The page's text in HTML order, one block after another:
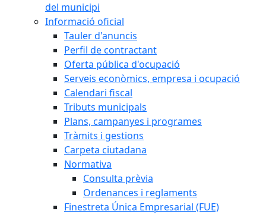
del municipi
Informació oficial
Tauler d'anuncis
Perfil de contractant
Oferta pública d'ocupació
Serveis econòmics, empresa i ocupació
Calendari fiscal
Tributs municipals
Plans, campanyes i programes
Tràmits i gestions
Carpeta ciutadana
Normativa
Consulta prèvia
Ordenances i reglaments
Finestreta Única Empresarial (FUE)